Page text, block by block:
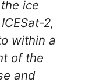
ice
2,
within a
of the
and